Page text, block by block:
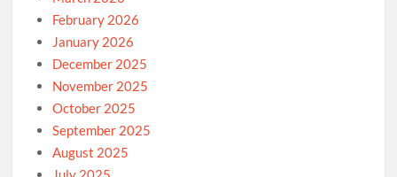
February 2026
January 2026
December 2025
November 2025
October 2025
September 2025
August 2025